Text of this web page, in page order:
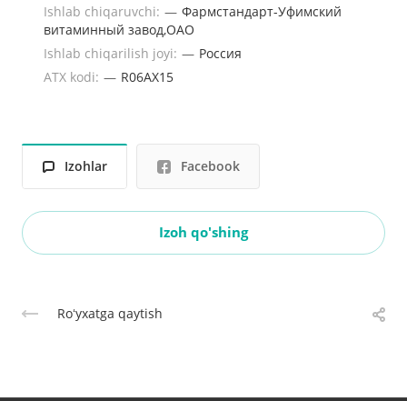
Ishlab chiqaruvchi: — Фармстандарт-Уфимский
витаминный завод,ОАО
Ishlab chiqarilish joyi: — Россия
ATX kodi: — R06AX15
Izohlar Facebook
Izoh qo'shing
Roʻyxatga qaytish